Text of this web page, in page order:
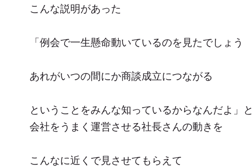
こんな説明があった
「例会で一生懸命動いているのを見たでしょう
あれがいつの間にか商談成立につながる
ということをみんな知っているからなんだよ」と
会社をうまく運営させる社長さんの動きを
こんなに近くで見させてもらえて